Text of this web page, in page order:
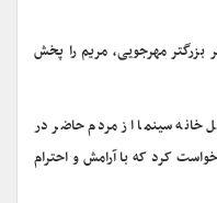
بزرگتر مهرجویی، مریم را پخش
خانه سینما از مردم حاضر در
کرد که با آرامش و احترام